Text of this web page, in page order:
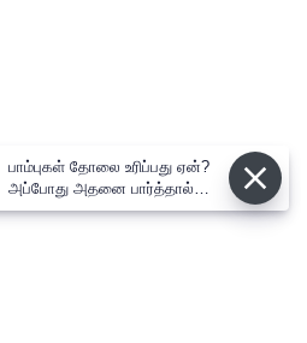
பாம்புகள் தோலை உரிப்பது ஏன்?
அப்போது அதனை பார்த்தால்
பழிவாங்குமா?